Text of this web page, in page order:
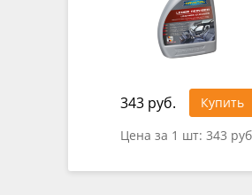
343 руб.
Купить
Цена за 1 шт: 343